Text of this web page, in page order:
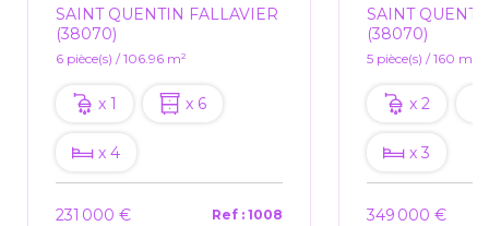
SAINT QUENTIN FALLAVIER
(38070)
6 pièce(s) / 106.96 m²
x 1 x 6
x 4
231 000 € Ref : 1008
SAINT
(38070)
5 pièce(s) / 160 m²
x 2
x 3
349 000 €